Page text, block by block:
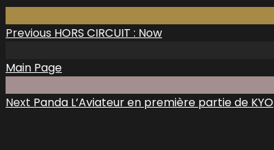
Previous HORS CIRCUIT : Now
Main Page
Next Panda L’Aviateur en première partie de KYO